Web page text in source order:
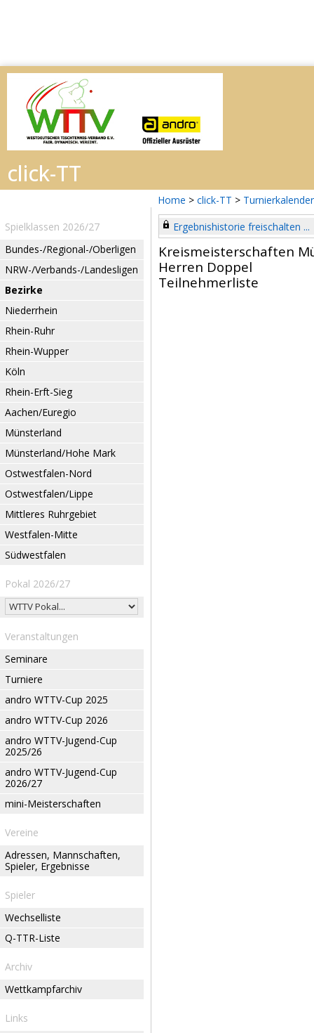
Home > click-TT > Turnierkalender
Spielklassen 2026/27
Bundes-/Regional-/Oberligen
NRW-/Verbands-/Landesligen
Bezirke
Niederrhein
Rhein-Ruhr
Rhein-Wupper
Köln
Rhein-Erft-Sieg
Aachen/Euregio
Münsterland
Münsterland/Hohe Mark
Ostwestfalen-Nord
Ostwestfalen/Lippe
Mittleres Ruhrgebiet
Westfalen-Mitte
Südwestfalen
Pokal 2026/27
Veranstaltungen
Seminare
Turniere
andro WTTV-Cup 2025
andro WTTV-Cup 2026
andro WTTV-Jugend-Cup
2025/26
andro WTTV-Jugend-Cup
2026/27
mini-Meisterschaften
Vereine
Adressen, Mannschaften,
Spieler, Ergebnisse
Spieler
Wechselliste
Q-TTR-Liste
Archiv
Wettkampfarchiv
Links
Ergebnishistorie freischalten ...
Kreismeisterschaften
Herren Doppel
Teilnehmerliste